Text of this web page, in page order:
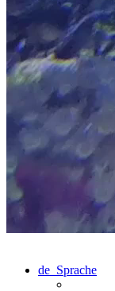
de Sprache